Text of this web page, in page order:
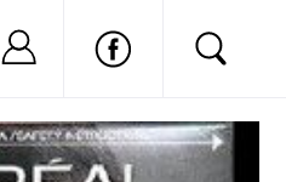
Nu ai cont?